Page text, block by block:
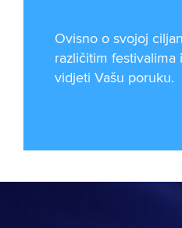
Ovisno o svojoj
različitim
vidjeti Vašu poruku.